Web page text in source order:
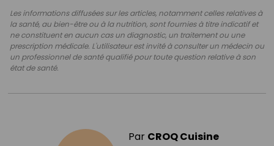
Les informations diffusées sur les articles, notamment celles relatives à
la santé, au bien-être ou à la nutrition, sont fournies à titre indicatif et
ne constituent en aucun cas un diagnostic, un traitement ou une
prescription médicale. L'utilisateur est invité à consulter un médecin ou
un professionnel de santé qualifié pour toute question relative à son
état de santé.
Par CROQ Cuisine